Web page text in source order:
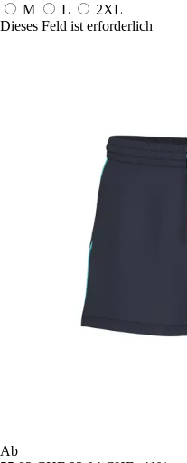
M
L
2XL
Dieses Feld ist erforderlich
Ab